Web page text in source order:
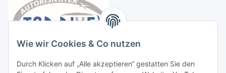
Wie wir Cookies & Co nutzen
Durch Klicken auf „Alle akzeptieren“ gestatten Sie den